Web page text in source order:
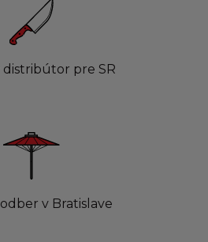
distribútor pre SR
v Bratislave